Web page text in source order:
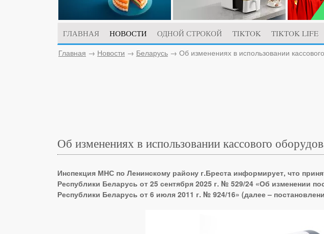
ГЛАВНАЯ НОВОСТИ ОДНОЙ СТРОКОЙ TIKTOK TIKTOK LIFE
Главная → Новости → Беларусь → Об изменениях в использовании
Об изменениях в использовании кассового
Инспекция МНС по Ленинскому району г.Бреста информирует, что
Республики Беларусь от 25 сентября 2025 г. № 529/24 «Об изменении
Республики Беларусь от 6 июля 2011 г. № 924/16» (далее –